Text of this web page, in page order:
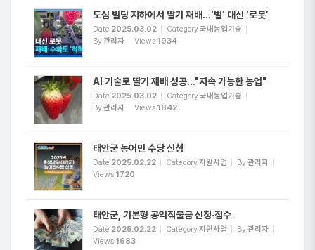
도심 빌딩 지하에서 딸기 재배…‘벌’ 대신 ‘로봇’
Date 2025.03.02 Category국내농업기술
By관리자 Views 1934
AI 기술로 딸기 재배 성공…"지속 가능한 농업"
Date 2025.03.02 Category국내농업기술
By관리자 Views 1842
태안군 농어민 수당 신청
Date 2025.02.22 Category지원사업 By관리자
Views 1720
태안군, 기본형 공익직불금 신청·접수
Date 2025.02.22 Category지원사업 By관리자
Views 1683